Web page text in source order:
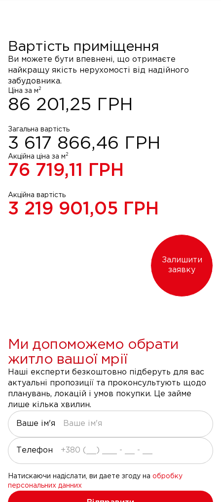
Вартість приміщення
Ви можете бути впевнені, що отримаєте
найкращу якість нерухомості від надійного
забудовника.
Ціна за м 2
86 201,25 ГРН
Загальна вартість
3 617 866,46 ГРН
Акційна ціна за м 2
76 719,11 ГРН
Акційна вартість
3 219 901,05 ГРН
Залишити
заявку
Ми допоможемо обрати
житло вашої мрії
Наші експерти безкоштовно підберуть для вас
актуальні пропозиції та проконсультують щодо
планувань, локацій і умов покупки. Це займе
лише кілька хвилин.
Ваше ім'я
Телефон
Натискаючи надіслати, ви даете згоду на обробку
персональних данних